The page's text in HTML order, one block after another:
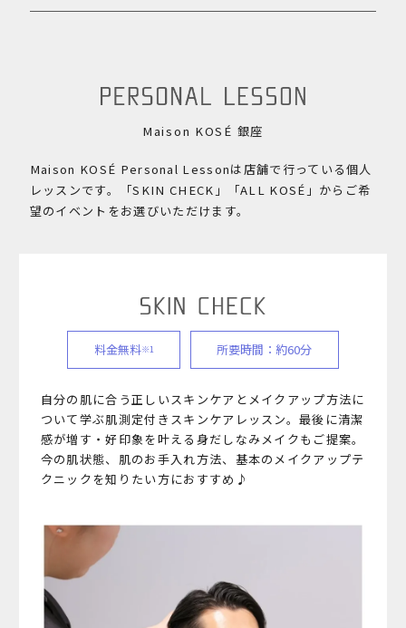
Maison KOSÉ 銀座
Maison KOSÉ Personal Lessonは店舗で行っている個人
レッスンです。
「SKIN CHECK」「ALL KOSÉ」からご希
望のイベントをお選びいただけます。
料金無料※1 所要時間：約60分
自分の肌に合う正しいスキンケアとメイクアップ方法に
ついて学ぶ肌測定付きスキンケアレッスン。最後に清潔
感が増す・好印象を叶える身だしなみメイクもご提案。
今の肌状態、肌のお手入れ方法、基本のメイクアップテ
クニックを知りたい方におすすめ♪